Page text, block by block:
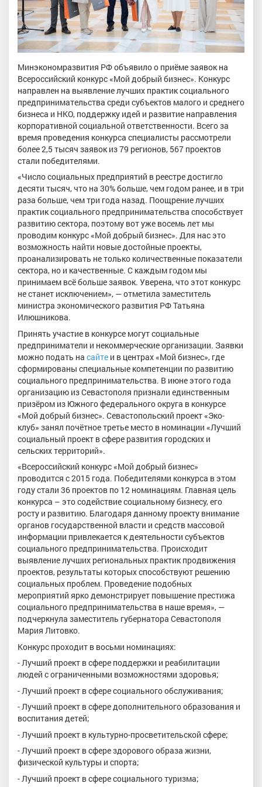
Минэкономразвития РФ объявило о приёме заявок на
Всероссийский конкурс «Мой добрый бизнес». Конкурс
направлен на выявление лучших практик социального
предпринимательства среди субъектов малого и среднего
бизнеса и НКО, поддержку идей и развитие направления
корпоративной социальной ответственности. Всего за
время проведения конкурса специалисты рассмотрели
более 2,5 тысяч заявок из 79 регионов, 567 проектов
стали победителями.
«Число социальных предприятий в реестре достигло
десяти тысяч, что на 30% больше, чем годом ранее, и в три
раза больше, чем три года назад. Поощрение лучших
практик социального предпринимательства способствует
развитию сектора, поэтому вот уже восемь лет мы
проводим конкурс «Мой добрый бизнес». Для нас это
возможность найти новые достойные проекты,
проанализировать не только количественные показатели
сектора, но и качественные. С каждым годом мы
принимаем всё больше заявок. Уверена, что этот конкурс
не станет исключением», — отметила заместитель
министра экономического развития РФ Татьяна
Илюшникова.
Принять участие в конкурсе могут социальные
предприниматели и некоммерческие организации. Заявки
можно подать на сайте и в центрах «Мой бизнес», где
сформированы специальные компетенции по развитию
социального предпринимательства. В июне этого года
организацию из Севастополя признали единственным
призёром из Южного федерального округа в конкурсе
«Мой добрый бизнес». Севастопольский проект «Эко-
клуб» занял почётное третье место в номинации «Лучший
социальный проект в сфере развития городских и
сельских территорий».
«Всероссийский конкурс «Мой добрый бизнес»
проводится с 2015 года. Победителями конкурса в этом
году стали 36 проектов по 12 номинациям. Главная цель
конкурса – это содействие социальному бизнесу, его
росту и развитию. Благодаря данному проекту внимание
органов государственной власти и средств массовой
информации привлекается к деятельности субъектов
социального предпринимательства. Происходит
выявление лучших региональных практик продвижения
проектов, результаты которых способствуют решению
социальных проблем. Проведение подобных
мероприятий ярко демонстрирует повышение престижа
социального предпринимательства в наше время», —
подчеркнула заместитель губернатора Севастополя
Мария Литовко.
Конкурс проходит в восьми номинациях:
- Лучший проект в сфере поддержки и реабилитации
людей с ограниченными возможностями здоровья;
- Лучший проект в сфере социального обслуживания;
- Лучший проект в сфере дополнительного образования и
воспитания детей;
- Лучший проект в культурно-просветительской сфере;
- Лучший проект в сфере здорового образа жизни,
физической культуры и спорта;
- Лучший проект в сфере социального туризма;